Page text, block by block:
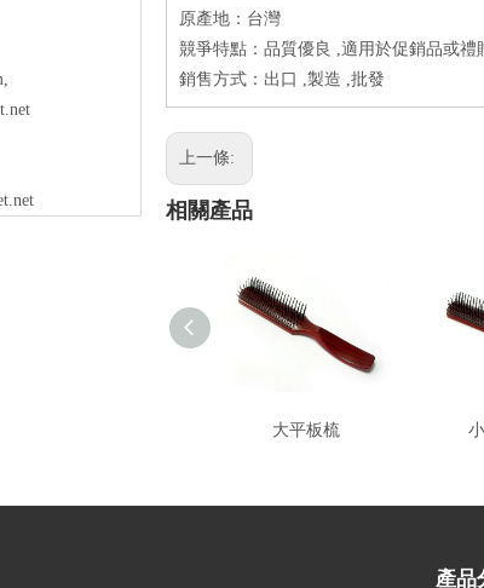
,
原產地：台灣
競爭特點：品質優良 ,適用於促銷品或
銷售方式：出口 ,製造 ,批發
上一條:
相關產品
大平板梳
產品